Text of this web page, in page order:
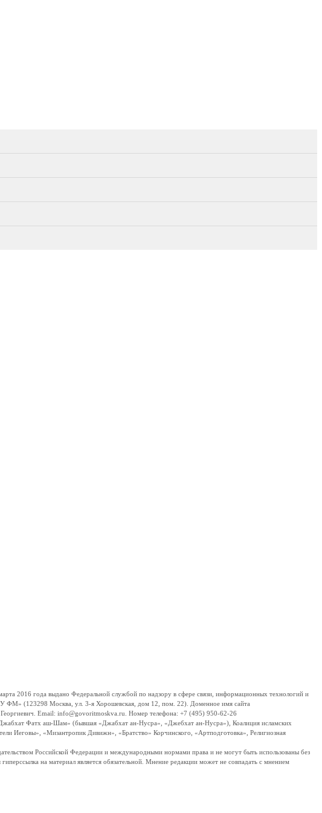
2016 года выдано Федеральной службой по надзору в сфере связи, информационных технологий и
ФМ» (123298 Москва, ул. 3-я Хорошевская, дом 12, пом. 22). Доменное имя сайта
Email: info@govoritmoskva.ru. Номер телефона: +7 (495) 950-62-26
Фатх аш-Шам» (бывшая «Джабхат ан-Нусра», «Джебхат ан-Нусра»), Коалиция исламских
Иеговы», «Мизантропик Дивижн», «Братство» Корчинского, «Артподготовка», Религиозная
Российской Федерации и международными нормами права и не могут быть использованы без
на материал является обязательной. Мнение редакции может не совпадать с мнением